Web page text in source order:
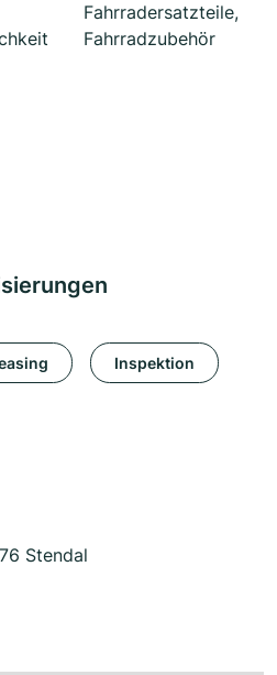
Fahrradersatzteile,
Fahrradzubehör
Inspektion
Stendal